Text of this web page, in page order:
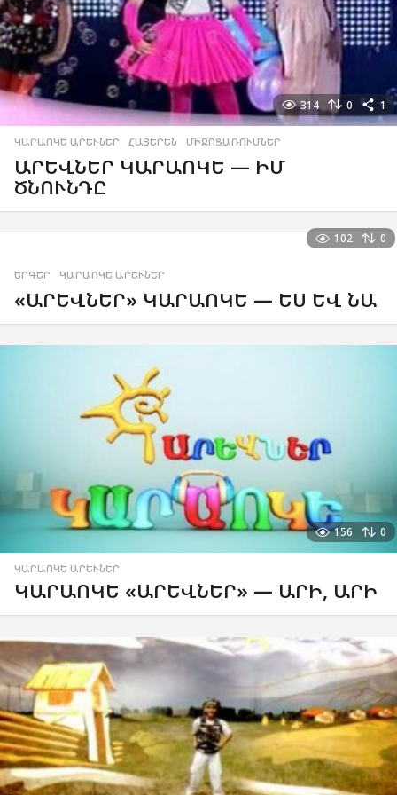
314 0 1
ԿԱՐԱՈԿԵ ԱՐԵՒՆԵՐ ,ՀԱՅԵՐԵՆ ,ՄԻՋՈՑԱՌՈՒՄՆԵՐ
ԱՐԵՎՆԵՐ ԿԱՐԱՈԿԵ — ԻՄ
ԾՆՈՒՆԴԸ
102 0
ԵՐԳԵՐ ,ԿԱՐԱՈԿԵ ԱՐԵՒՆԵՐ
«ԱՐԵՎՆԵՐ» ԿԱՐԱՈԿԵ — ԵՍ ԵՎ ՆԱ
156 0
ԿԱՐԱՈԿԵ ԱՐԵՒՆԵՐ
ԿԱՐԱՈԿԵ «ԱՐԵՎՆԵՐ» — ԱՐԻ, ԱՐԻ